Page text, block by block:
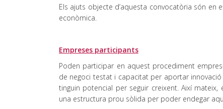
Els ajuts objecte d’aquesta convocatòria són
econòmica.
Empreses participants
Poden participar en aquest procediment
de negoci testat i capacitat per aportar
tinguin potencial per seguir creixent. Així
una estructura prou sòlida per poder endegar